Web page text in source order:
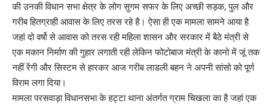
की उनकी विधान सभा क्षेत्र के लोग सुगम सफर के लिए अच्छी सड़क, पुल और
गरीब हितग्राही आवास के लिए तरस रहे है। ऐसा ही एक मामला सामने आया है
जहां दो वर्षो से आवास को तरस रही महिला शासन और सरकार में बैठे मंत्री से
एक मकान निर्माण की गुहार लगाती रही लेकिन फोटोबाज मंत्री के कानो में जूं तक
नहीं रेंगी और सिस्टम से हारकर आज गरीब लाडली बहन ने अपनी सांसो को पूर्ण
विराम लगा दिया।
मामला परसवाड़ा विधानसभा के हट्टा थाना अंतर्गत ग्राम चिखला का है जहां एक